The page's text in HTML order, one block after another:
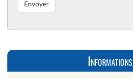
Informations